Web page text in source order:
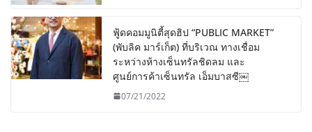
ฟู้ดคอมมูนิตี้สุดฮิป “PUBLIC MARKET”
(พับลิค มาร์เก็ต) ที่บริเวณ ทางเชื่อม
ระหว่างห้างเซ็นทรัลชิดลม และ
ศูนย์การค้าเซ็นทรัล เอ็มบาสซี￼
07/21/2022